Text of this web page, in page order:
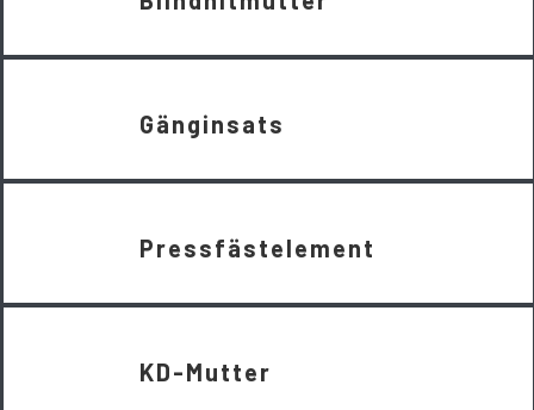
Gänginsats
Pressfästelement
KD-Mutter